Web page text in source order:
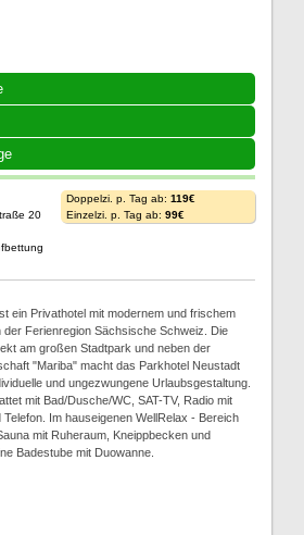
20
Doppelzi. p. Tag ab: 119€
Einzelzi. p. Tag ab: 99€
ein Privathotel mit modernem und frischem
der Ferienregion Sächsische Schweiz. Die
am großen Stadtpark und neben der
"Mariba" macht das Parkhotel Neustadt
und ungezwungene Urlaubsgestaltung.
mit Bad/Dusche/WC, SAT-TV, Radio mit
Im hauseigenen WellRelax - Bereich
mit Ruheraum, Kneippbecken und
Badestube mit Duowanne.